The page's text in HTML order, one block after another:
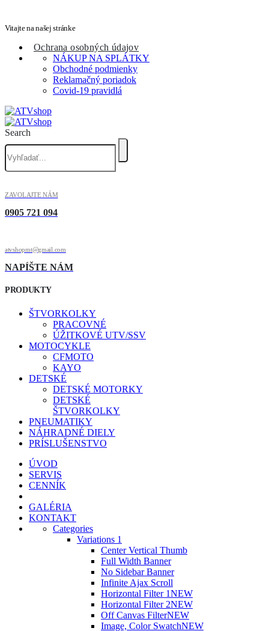
Vitajte na našej stránke
Ochrana osobných údajov
NÁKUP NA SPLÁTKY
Obchodné podmienky
Reklamačný poriadok
Covid-19 pravidlá
Search
ZAVOLAJTE NÁM
0905 721 094
atvshopmt@gmail.com
NAPÍŠTE NÁM
PRODUKTY
ŠTVORKOLKY
PRACOVNÉ
ÚŽITKOVÉ UTV/SSV
MOTOCYKLE
CFMOTO
KAYO
DETSKÉ
DETSKÉ MOTORKY
DETSKÉ
ŠTVORKOLKY
PNEUMATIKY
NÁHRADNÉ DIELY
PRÍSLUŠENSTVO
ÚVOD
SERVIS
CENNÍK
GALÉRIA
KONTAKT
Categories
Variations 1
Center Vertical Thumb
Full Width Banner
No Sidebar Banner
Infinite Ajax Scroll
Horizontal Filter 1NEW
Horizontal Filter 2NEW
Off Canvas FilterNEW
Image, Color SwatchNEW